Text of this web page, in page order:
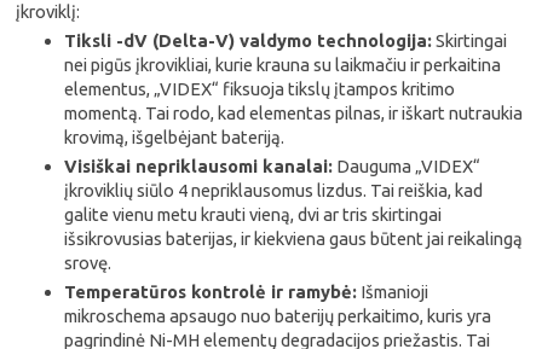
įkroviklį:
Tiksli -dV (Delta-V) valdymo technologija:Skirtingai
nei pigūs įkrovikliai, kurie krauna su laikmačiu ir perkaitina
elementus, „VIDEX“ fiksuoja tikslų įtampos kritimo
momentą. Tai rodo, kad elementas pilnas, ir iškart nutraukia
krovimą, išgelbėjant bateriją.
Visiškai nepriklausomi kanalai: Dauguma „VIDEX“
įkroviklių siūlo 4 nepriklausomus lizdus. Tai reiškia, kad
galite vienu metu krauti vieną, dvi ar tris skirtingai
išsikrovusias baterijas, ir kiekviena gaus būtent jai reikalingą
srovę.
Temperatūros kontrolė ir ramybė: Išmanioji
mikroschema apsaugo nuo baterijų perkaitimo, kuris yra
pagrindinė Ni-MH elementų degradacijos priežastis. Tai